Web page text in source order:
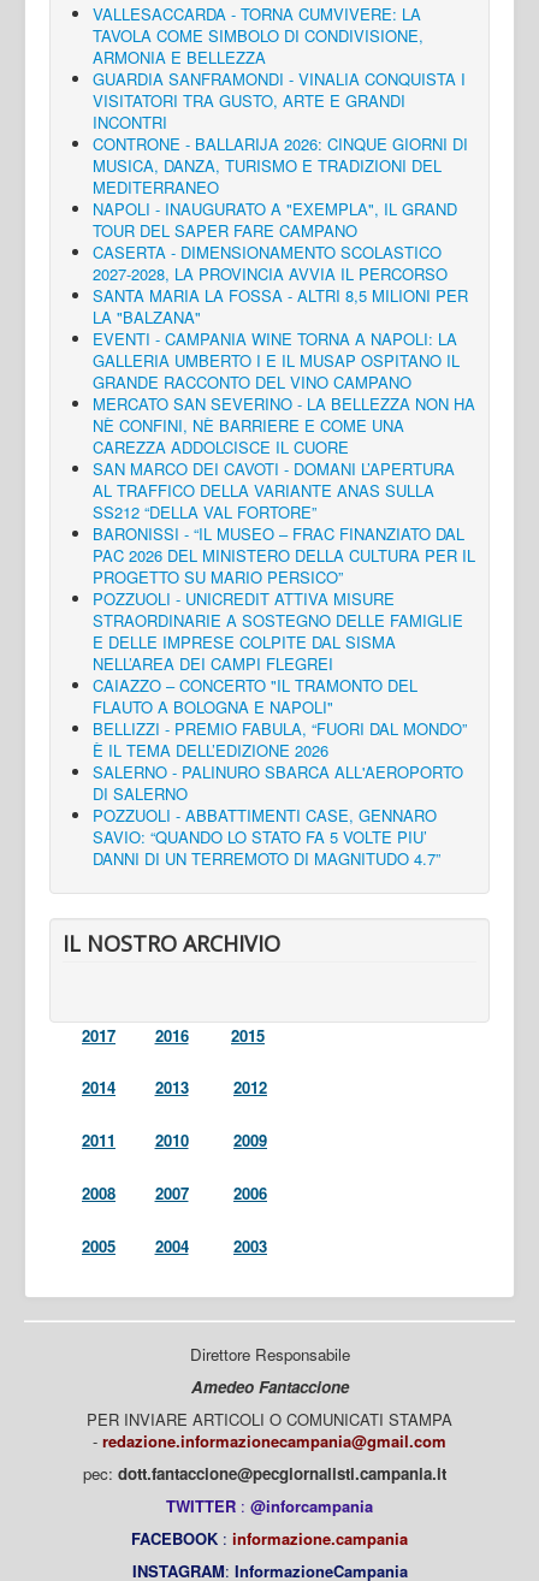
VALLESACCARDA - TORNA CUMVIVERE: LA
TAVOLA COME SIMBOLO DI CONDIVISIONE,
ARMONIA E BELLEZZA
GUARDIA SANFRAMONDI - VINALIA CONQUISTA I
VISITATORI TRA GUSTO, ARTE E GRANDI
INCONTRI
CONTRONE - BALLARIJA 2026: CINQUE GIORNI DI
MUSICA, DANZA, TURISMO E TRADIZIONI DEL
MEDITERRANEO
NAPOLI - INAUGURATO A "EXEMPLA", IL GRAND
TOUR DEL SAPER FARE CAMPANO
CASERTA - DIMENSIONAMENTO SCOLASTICO
2027-2028, LA PROVINCIA AVVIA IL PERCORSO
SANTA MARIA LA FOSSA - ALTRI 8,5 MILIONI PER
LA "BALZANA"
EVENTI - CAMPANIA WINE TORNA A NAPOLI: LA
GALLERIA UMBERTO I E IL MUSAP OSPITANO IL
GRANDE RACCONTO DEL VINO CAMPANO
MERCATO SAN SEVERINO - LA BELLEZZA NON HA
NÈ CONFINI, NÈ BARRIERE E COME UNA
CAREZZA ADDOLCISCE IL CUORE
SAN MARCO DEI CAVOTI - DOMANI L’APERTURA
AL TRAFFICO DELLA VARIANTE ANAS SULLA
SS212 “DELLA VAL FORTORE”
BARONISSI - “IL MUSEO – FRAC FINANZIATO DAL
PAC 2026 DEL MINISTERO DELLA CULTURA PER IL
PROGETTO SU MARIO PERSICO”
POZZUOLI - UNICREDIT ATTIVA MISURE
STRAORDINARIE A SOSTEGNO DELLE FAMIGLIE
E DELLE IMPRESE COLPITE DAL SISMA
NELL’AREA DEI CAMPI FLEGREI
CAIAZZO – CONCERTO "IL TRAMONTO DEL
FLAUTO A BOLOGNA E NAPOLI"
BELLIZZI - PREMIO FABULA, “FUORI DAL MONDO”
È IL TEMA DELL’EDIZIONE 2026
SALERNO - PALINURO SBARCA ALL'AEROPORTO
DI SALERNO
POZZUOLI - ABBATTIMENTI CASE, GENNARO
SAVIO: “QUANDO LO STATO FA 5 VOLTE PIU’
DANNI DI UN TERREMOTO DI MAGNITUDO 4.7”
IL NOSTRO ARCHIVIO
2017 2016 2015
2014 2013 2012
2011 2010 2009
2008 2007 2006
2005 2004 2003
Direttore Responsabile
Amedeo Fantaccione
PER INVIARE ARTICOLI O COMUNICATI STAMPA
- redazione.informazionecampania@gmail.com
pec: dott.fantaccione@pecgiornalisti.campania.it
TWITTER : @inforcampania
FACEBOOK : informazione.campania
INSTAGRAM: InformazioneCampania